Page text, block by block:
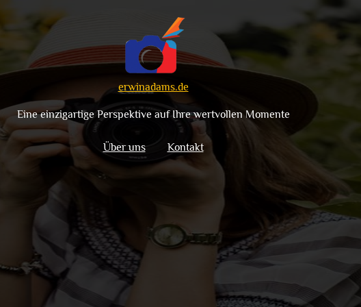
erwinadams.de
Eine einzigartige Perspektive auf Ihre wertvollen Momente
Über uns Kontakt